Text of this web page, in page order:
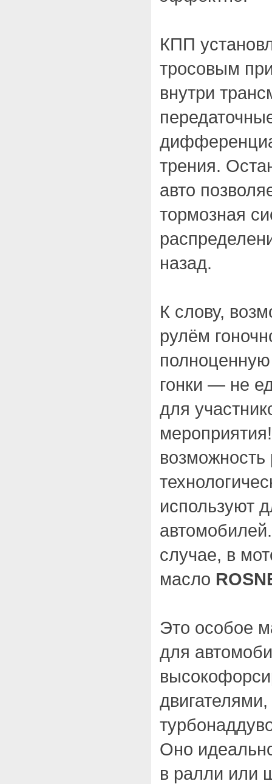
КПП
тросовым
внутри
трения.
авто
тормозная
назад.
К слову,
рулём
гонки — не
для
возможность
используют
случае, в
масло
Это особое
для
Оно
в ралли или